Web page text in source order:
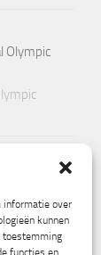
informatie over
kunnen
toestemming
functies en